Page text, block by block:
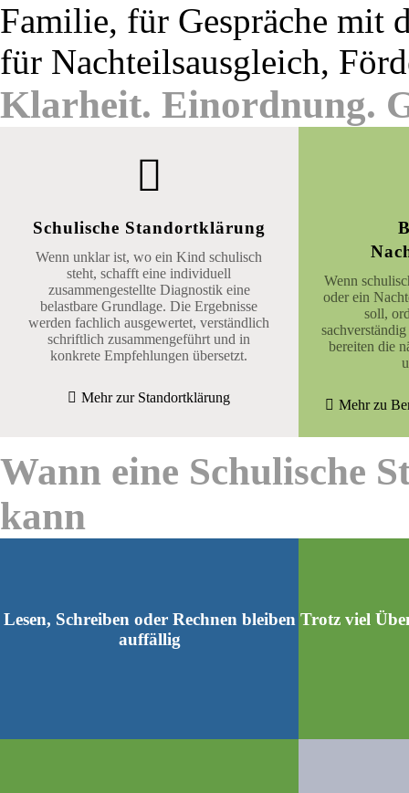
Familie, für Gespräche mit
für Nachteilsausgleich,
Klarheit. Einordnung.
Schulische Standortklärung
Wenn unklar ist, wo ein Kind schulisch
steht, schafft eine individuell
zusammengestellte Diagnostik eine
belastbare Grundlage. Die Ergebnisse
werden fachlich ausgewertet, verständlich
schriftlich zusammengeführt und in
konkrete Empfehlungen übersetzt.
Mehr zur Standortklärung
Wenn
oder ein
soll,
bereiten die
Mehr zu
Wann eine Schulische
kann
Lesen, Schreiben oder Rechnen bleiben
auffällig
Trotz viel